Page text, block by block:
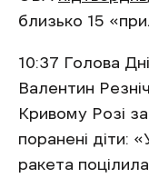
близько 15
10:37 Голова
Валентин
Кривому Розі
поранені діти:
ракета